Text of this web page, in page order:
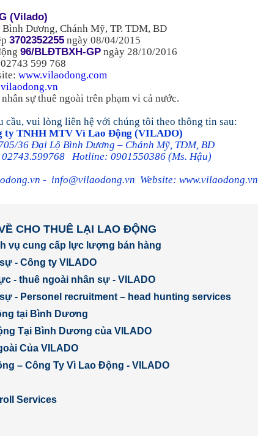
(Vilado)
Dương, Chánh Mỹ, TP. TDM, BD
3702352255 ngày 08/04/2015
96/BLĐTBXH-GP ngày 28/10/2016
02743 599 768
www.vilaodong.com
sự thuê ngoài trên phạm vi cả nước.
cầu, vui lòng liên hệ với chúng tôi theo thông tin sau:
ty TNHH MTV Vì Lao Động (VILADO)
36 Đại Lộ Bình Dương – Chánh Mỹ, TDM, BD
Hotline: 0901550386 (Ms. Hậu)
- info@vilaodong.vn Website: www.vilaodong.vn
CHO THUÊ LẠI LAO ĐỘNG
vụ cung cấp lực lượng bán hàng
- Công ty VILADO
- thuê ngoài nhân sự - VILADO
- Personel recruitment – head hunting services
tại Bình Dương
Tại Bình Dương của VILADO
Của VILADO
– Công Ty Vì Lao Động - VILADO
Services